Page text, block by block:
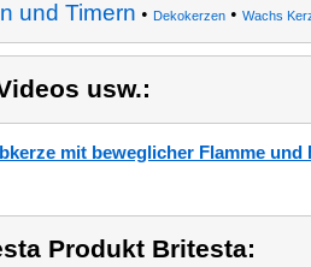
und Timern • Dekokerzen• Wachs
usw.:
mit beweglicher Flamme und
Produkt Britesta: